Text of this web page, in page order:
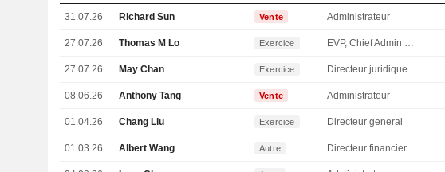
31.07.26 Richard Sun Vente Administrateur
27.07.26 Thomas M Lo Exercice EVP, Chief Admin Officer
27.07.26 May Chan Exercice Directeur juridique
08.06.26 Anthony Tang Vente Administrateur
01.04.26 Chang Liu Exercice Directeur general
01.03.26 Albert Wang Autre Directeur financier